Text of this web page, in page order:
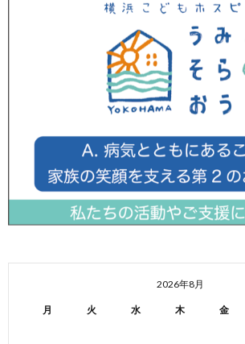
2026年8月
月 火 水 木 金